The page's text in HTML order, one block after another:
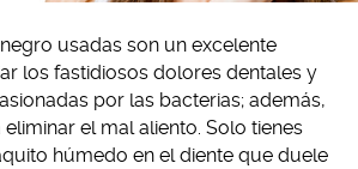
usadas son un excelente
los fastidiosos dolores dentales y
por las bacterias; además,
el mal aliento. Solo tienes
húmedo en el diente que duele